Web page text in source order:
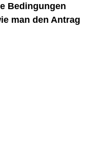
Bedingungen
man den Antrag